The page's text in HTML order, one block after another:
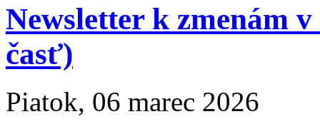
Newsletter k zmenám
časť)
Piatok, 06 marec 2026